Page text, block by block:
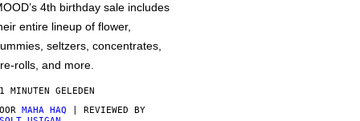
4th birthday sale includes
entire lineup of flower,
seltzers, concentrates,
rolls, and more.
MINUTEN GELEDEN
MAHA HAQ | REVIEWED BY